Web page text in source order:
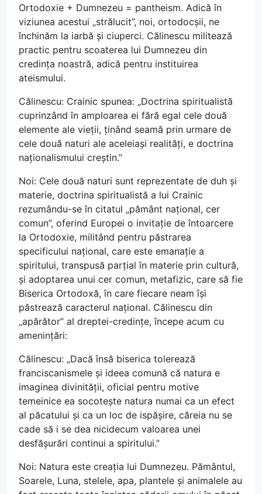
Ortodoxie + Dumnezeu = pantheism. Adică în
viziunea acestui „strălucit”, noi, ortodocșii, ne
închinăm la iarbă și ciuperci. Călinescu militează
practic pentru scoaterea lui Dumnezeu din
credința noastră, adică pentru instituirea
ateismului.
Călinescu: Crainic spunea: „Doctrina spiritualistă
cuprinzând în amploarea ei fără egal cele două
elemente ale vieții, ținând seamă prin urmare de
cele două naturi ale aceleiași realități, e doctrina
naționalismului creștin.”
Noi: Cele două naturi sunt reprezentate de duh și
materie, doctrina spiritualistă a lui Crainic
rezumându-se în citatul „pământ național, cer
comun”, oferind Europei o invitație de întoarcere
la Ortodoxie, militând pentru păstrarea
specificului național, care este emanație a
spiritului, transpusă parțial în materie prin cultură,
și adoptarea unui cer comun, metafizic, care să fie
Biserica Ortodoxă, în care fiecare neam își
păstrează caracterul național. Călinescu din
„apărător” al dreptei-credințe, începe acum cu
amenințări:
Călinescu: „Dacă însă biserica tolerează
franciscanismele și ideea comună că natura e
imaginea divinității, oficial pentru motive
temeinice ea socotește natura numai ca un efect
al păcatului și ca un loc de ispășire, căreia nu se
cade să i se dea nicidecum valoarea unei
desfășurări continui a spiritului.”
Noi: Natura este creația lui Dumnezeu. Pământul,
Soarele, Luna, stelele, apa, plantele și animalele au